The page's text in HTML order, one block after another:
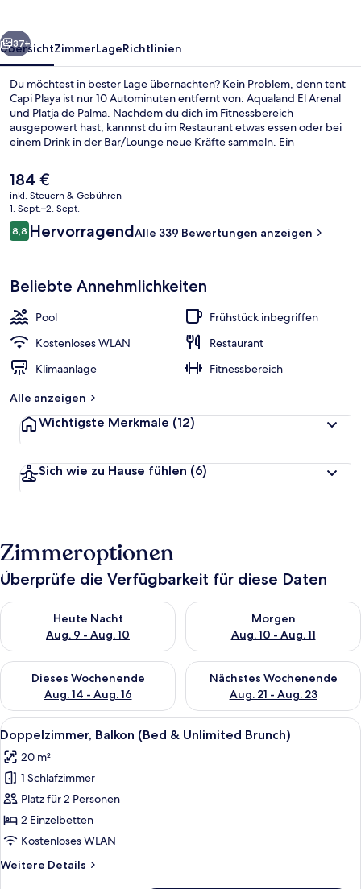
Weiter
37+
ÜbersichtZimmerLageRichtlinien
Du möchtest in bester Lage übernachten? Kein Problem, denn tent
Capi Playa ist nur 10 Autominuten entfernt von: Aqualand El Arenal
und Platja de Palma. Nachdem du dich im Fitnessbereich
ausgepowert hast, kannnst du im Restaurant etwas essen oder bei
einem Drink in der Bar/Lounge neue Kräfte sammeln. Ein
weiteren Highlights. Andere Reisende lieben das hilfsbereite
Personal.
Der
aktuelle
Preis
beträgt
184 €.
184 €
inkl. Steuern & Gebühren
1. Sept.–2. Sept.
Bewertungen
8,88,8 von 10.
HervorragendAlle 339 Bewertungen anzeigen
Beliebte Annehmlichkeiten
Pool
Frühstück inbegriffen
Kostenloses WLAN
Restaurant
Klimaanlage
Fitnessbereich
Alle anzeigen
Wichtigste Merkmale (12)
Sich wie zu Hause fühlen (6)
Zimmeroptionen
Überprüfe die Verfügbarkeit für diese Daten
Heute Nacht
Aug. 9 - Aug. 10
Überprüfe die Verfügbarkeit für heute Nacht, Aug. 9 - Aug.
Morgen
Aug. 10 - Aug. 11
Überprüfe die Verfügbarkeit
Dieses Wochenende
Aug. 14 - Aug. 16
Überprüfe die Verfügbarkeit für dieses Wochenende, Aug. 14
Nächstes Wochenende
Aug. 21 - Aug. 23
Überprüfe die Verfügbarkeit
Alle
Fotos
für
Doppelzimmer,
Balkon
(Bed
&
Brunch)
Ein Doppelbett mit Holz-Kopfteil,
10
Doppelzimmer, Balkon (Bed & Unlimited Brunch)
20 m²
1 Schlafzimmer
Platz für 2 Personen
2 Einzelbetten
Kostenloses WLAN
Weitere Details
Weitere